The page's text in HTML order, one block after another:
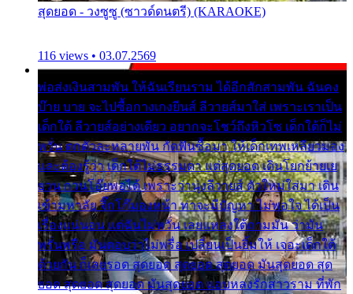
สุดยอด - วงซูซู (ซาวด์ดนตรี) (KARAOKE)
116 views • 03.07.2569
พ่อส่งเงินสามพัน ให้ฉันเรียนราม ได้อีกสักสามพัน ฉันคง
บ๊าย บาย จะไปซื้อกางเกงยีนส์ ลีวายส์มาใส่ เพราะเราเป็น
เด็กใต้ ลีวายส์อย่างเดียว อยากจะโชว์ถึงหิวโซ เด็กใต้ก็ไม่
หวั่น ตกตัวละหลายพัน กัดฟันซื้อมา ให้เด็กเทพเหลียวมอง
และต้องรู้ว่า เด็กใต้ไม่ธรรมดา แต่สุดยอด เดินโยกย้ายเย
ยวน กวนโอ๊ยพอได้ เพราะว่านุ่งลีวายส์ ตัวใหม่ใส่มา เดิน
เข้ามหาลัย จิ๊กโก๊มองหน้า ท่าจะมีปัญหา ไม่พอใจ ได้เป็น
เรื่องแน่นอน แต่ฉันไม่หวั่น เลยแหลงใต้ถามมัน ว่ามัน
พรั่นพรือ มันตอบว่าไม่พรื่อ เปลี่ยนเป็นยิ้มให้ เจอะเด็กใต้
ด้วยกัน ก็เลยรอด สุดยอด สุดยอด สุดยอด มันสุดยอด สุด
ยอด สุดยอด สุดยอด มันสุดยอด แอบหลงรักสาวราม ที่พัก